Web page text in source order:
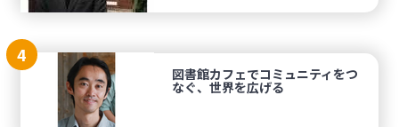
4
図書館カフェでコミュニティをつ
なぐ、世界を広げる